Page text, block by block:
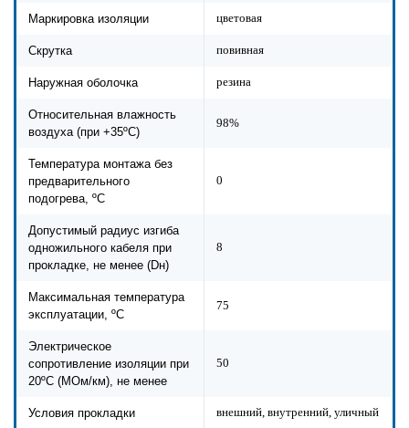
Маркировка изоляции цветовая
Скрутка повивная
Наружная оболочка резина
Относительная влажность
воздуха (при +35ºС)
98%
Температура монтажа без
предварительного
подогрева, ºС
0
Допустимый радиус изгиба
одножильного кабеля при
прокладке, не менее (Dн)
8
Максимальная температура
эксплуатации, ºС
75
Электрическое
сопротивление изоляции при
20ºC (МОм/км), не менее
50
Условия прокладки внешний, внутренний, уличный